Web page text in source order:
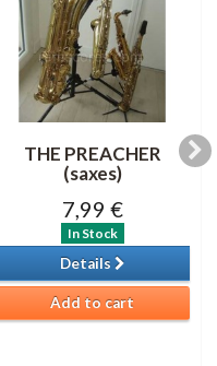
THE PREACHER
(saxes)
7,99 €
In Stock
Details
Add to cart